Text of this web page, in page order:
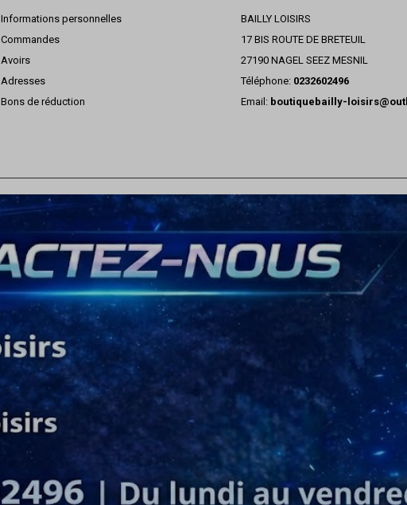
Informations personnelles
Commandes
Avoirs
Adresses
Bons de réduction
BAILLY LOISIRS
17 BIS ROUTE DE BRETEUIL
27190 NAGEL SEEZ MESNIL
Téléphone: 0232602496
Email: boutiquebailly-